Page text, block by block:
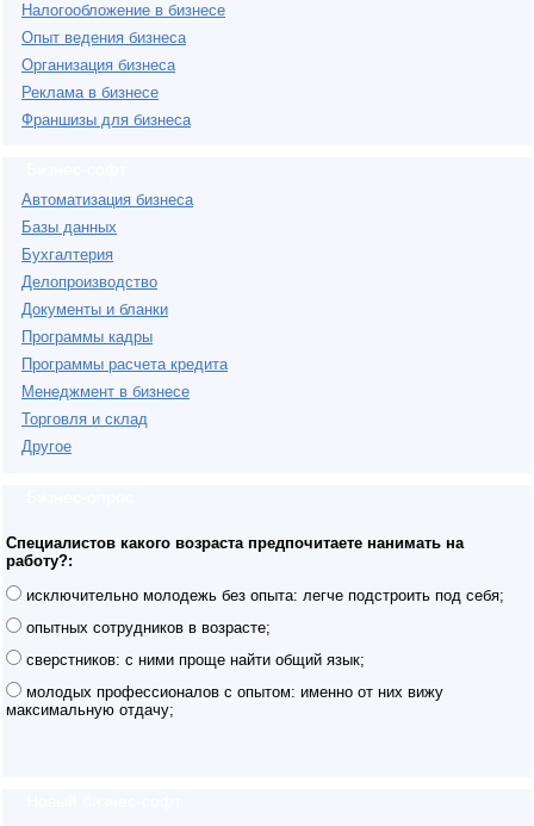
Налогообложение в бизнесе
Опыт ведения бизнеса
Организация бизнеса
Реклама в бизнесе
Франшизы для бизнеса
Автоматизация бизнеса
Базы данных
Бухгалтерия
Делопроизводство
Документы и бланки
Программы кадры
Программы расчета кредита
Менеджмент в бизнесе
Торговля и склад
Другое
Специалистов какого возраста предпочитаете нанимать на
работу?:
исключительно молодежь без опыта: легче подстроить под себя;
опытных сотрудников в возрасте;
сверстников: с ними проще найти общий язык;
молодых профессионалов с опытом: именно от них вижу
максимальную отдачу;